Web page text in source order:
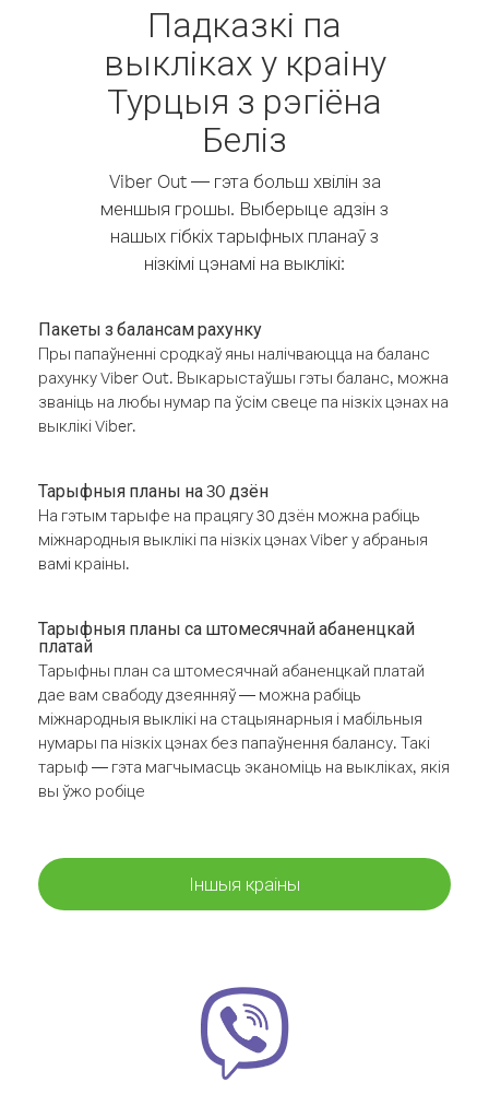
Падказкі па
выкліках у краіну
Турцыя з рэгіёна
Беліз
Viber Out — гэта больш хвілін за
меншыя грошы. Выберыце адзін з
нашых гібкіх тарыфных планаў з
нізкімі цэнамі на выклікі:
Пакеты з балансам рахунку
Пры папаўненні сродкаў яны налічваюцца на баланс
рахунку Viber Out. Выкарыстаўшы гэты баланс, можна
званіць на любы нумар па ўсім свеце па нізкіх цэнах на
выклікі Viber.
Тарыфныя планы на 30 дзён
На гэтым тарыфе на працягу 30 дзён можна рабіць
міжнародныя выклікі па нізкіх цэнах Viber у абраныя
вамі краіны.
Тарыфныя планы са штомесячнай абаненцкай
платай
Тарыфны план са штомесячнай абаненцкай платай
дае вам свабоду дзеянняў — можна рабіць
міжнародныя выклікі на стацыянарныя і мабільныя
нумары па нізкіх цэнах без папаўнення балансу. Такі
тарыф — гэта магчымасць эканоміць на выкліках, якія
вы ўжо робіце
Іншыя краіны